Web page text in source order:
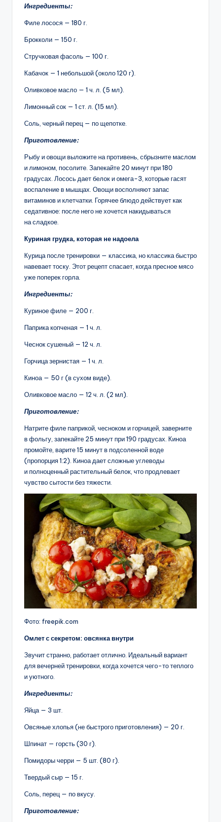
Ингредиенты:
Филе лосося — 180 г.
Брокколи — 150 г.
Стручковая фасоль — 100 г.
Кабачок — 1 небольшой (около 120 г).
Оливковое масло — 1 ч. л. (5 мл).
Лимонный сок — 1 ст. л. (15 мл).
Соль, черный перец — по щепотке.
Приготовление:
Рыбу и овощи выложите на противень, сбрызните маслом
и лимоном, посолите. Запекайте 20 минут при 180
градусах. Лосось дает белок и омега-3, которые гасят
воспаление в мышцах. Овощи восполняют запас
витаминов и клетчатки. Горячее блюдо действует как
седативное: после него не хочется накидываться
на сладкое.
Куриная грудка, которая не надоела
Курица после тренировки — классика, но классика быстро
навевает тоску. Этот рецепт спасает, когда пресное мясо
уже поперек горла.
Ингредиенты:
Куриное филе — 200 г.
Паприка копченая — 1 ч. л.
Чеснок сушеный — 12 ч. л.
Горчица зернистая — 1 ч. л.
Киноа — 50 г (в сухом виде).
Оливковое масло — 12 ч. л. (2 мл).
Приготовление:
Натрите филе паприкой, чесноком и горчицей, заверните
в фольгу, запекайте 25 минут при 190 градусах. Киноа
промойте, варите 15 минут в подсоленной воде
(пропорция 1:2). Киноа дает сложные углеводы
и полноценный растительный белок, что продлевает
чувство сытости без тяжести.
Фото: freepik.com
Омлет с секретом: овсянка внутри
Звучит странно, работает отлично. Идеальный вариант
для вечерней тренировки, когда хочется чего-то теплого
и уютного.
Ингредиенты:
Яйца — 3 шт.
Овсяные хлопья (не быстрого приготовления) — 20 г.
Шпинат — горсть (30 г).
Помидоры черри — 5 шт. (80 г).
Твердый сыр — 15 г.
Соль, перец — по вкусу.
Приготовление: